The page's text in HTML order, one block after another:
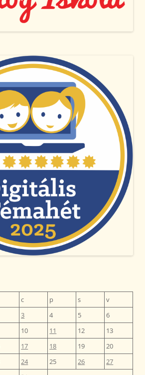
c p s
v
3 4 5
6
10 11 12
13
17 18 19
20
24 25 26
27